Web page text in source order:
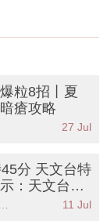
粒8招丨夏
瘡攻略
27 Jul
分 天文台特
：天文台發
警告市民需
MORE - 生活品味 11 Jul